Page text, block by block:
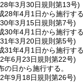
年3月30日規則第13号)
28年4月1日から施行する
年3月15日規則第7号)
30年4月1日から施行する
年3月20日規則第5号)
31年4月1日から施行する
年6月23日規則第22号)
の日から施行する。
年9月18日規則第26号)